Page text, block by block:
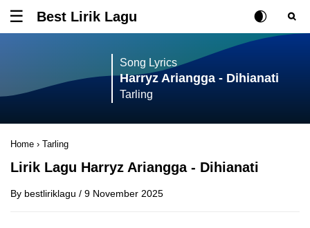
Tombol untuk membuka atau menutup menu
Best Lirik Lagu Rubah Posisi
Tombol
Song Lyrics
Harryz Ariangga - Dihianati
Tarling
Home › Tarling
Lirik Lagu Harryz Ariangga - Dihianati
By bestliriklagu / 9 November 2025